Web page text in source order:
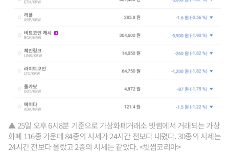
▲ 25일 오후 6시8분 기준으로 가상화폐거래소 빗썸에서 거래되는 가상
화폐 116종 가운데 84종의 시세가 24시간 전보다 내렸다. 30종의 시세는
24시간 전보다 올랐고 2종의 시세는 같았다. <빗썸코리아>